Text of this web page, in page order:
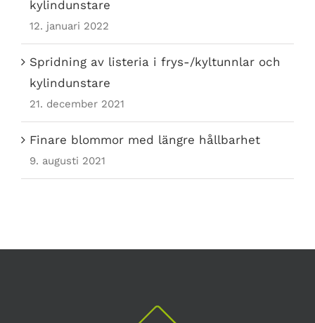
kylindunstare
12. januari 2022
Spridning av listeria i frys-/kyltunnlar och
kylindunstare
21. december 2021
Finare blommor med längre hållbarhet
9. augusti 2021